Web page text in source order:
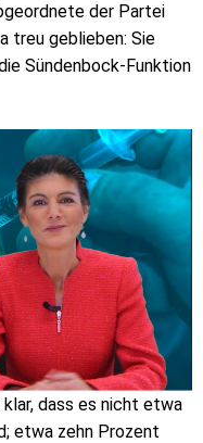
der Partei
treu geblieben: Sie
Sündenbock-Funktion
dass es nicht etwa
etwa zehn Prozent